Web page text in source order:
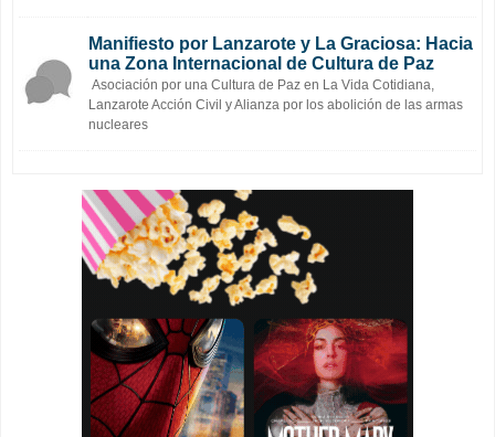
Manifiesto por Lanzarote y La Graciosa: Hacia
una Zona Internacional de Cultura de Paz
Asociación por una Cultura de Paz en La Vida Cotidiana,
Lanzarote Acción Civil y Alianza por los abolición de las armas
nucleares